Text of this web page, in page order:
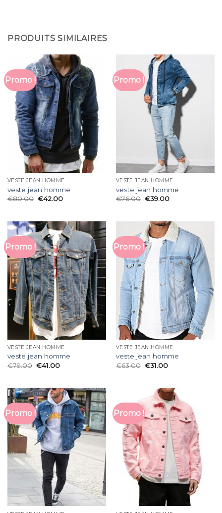
PRODUITS SIMILAIRES
Promo !
VESTE JEAN HOMME
veste jean homme
€80.00 €42.00
Promo !
VESTE JEAN HOMME
veste jean homme
€76.00 €39.00
Promo !
VESTE JEAN HOMME
veste jean homme
€79.00 €41.00
Promo !
VESTE JEAN HOMME
veste jean homme
€63.00 €31.00
Promo ! Promo !